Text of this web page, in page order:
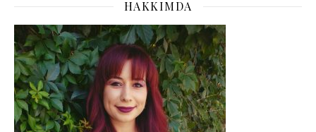
HAKKIMDA